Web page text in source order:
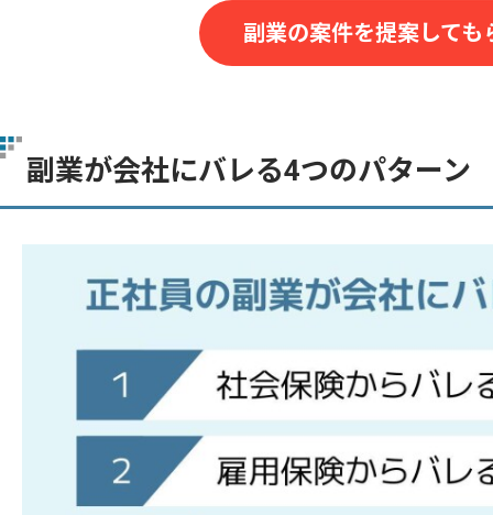
副業の案件を提案しても
副業が会社にバレる4つのパターン